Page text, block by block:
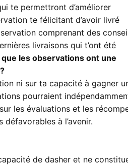
te permettront d’améliorer
te félicitant d’avoir livré
comprenant des
livraisons qui t’ont été
les observations ont une
ni sur ta capacité à gagner
pourraient
les évaluations et les
à l’avenir.
de dasher et ne